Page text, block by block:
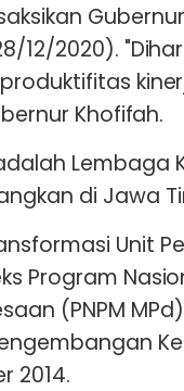
12/2020).
Khofifah.
Lembaga
di Jawa
Unit
Program
(PNPM
2014.